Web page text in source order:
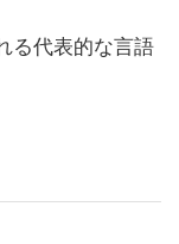
る代表的な言語